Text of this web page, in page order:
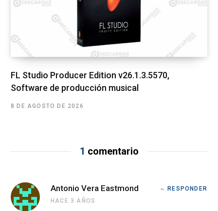
FL Studio Producer Edition v26.1.3.5570,
Software de producción musical
8 DE AGOSTO DE 2026
1 comentario
Antonio Vera Eastmond
HACE 3 AÑOS
RESPONDER